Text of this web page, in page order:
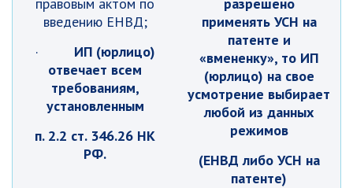
введению ЕНВД;
· ИП (юрлицо)
отвечает всем
требованиям,
установленным
п. 2.2 ст. 346.26 НК
РФ.
применять УСН на
патенте и
«вмененку», то ИП
(юрлицо) на свое
усмотрение выбирает
любой из данных
режимов
(ЕНВД либо УСН на
патенте)